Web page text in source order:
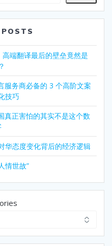
端翻译最后的壁垒竟然是
服务商必备的 3 个高阶文案
技巧
真正害怕的其实不是这个数
华态度变化背后的经济逻辑
情世故”